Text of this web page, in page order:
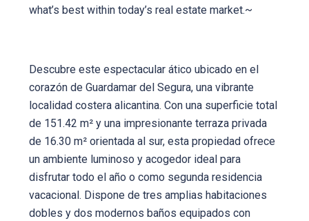
what’s best within today’s real estate market.~
Descubre este espectacular ático ubicado en el
corazón de Guardamar del Segura, una vibrante
localidad costera alicantina. Con una superficie total
de 151.42 m² y una impresionante terraza privada
de 16.30 m² orientada al sur, esta propiedad ofrece
un ambiente luminoso y acogedor ideal para
disfrutar todo el año o como segunda residencia
vacacional. Dispone de tres amplias habitaciones
dobles y dos modernos baños equipados con